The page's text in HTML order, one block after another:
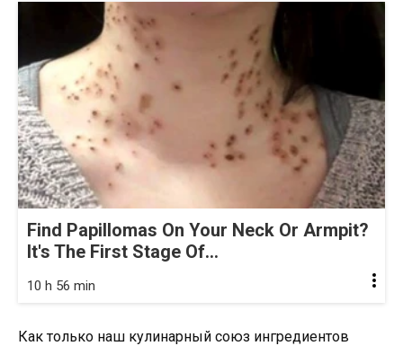
Find Papillomas On Your Neck Or Armpit?
It's The First Stage Of...
10 h 56 min
Как только наш кулинарный союз ингредиентов